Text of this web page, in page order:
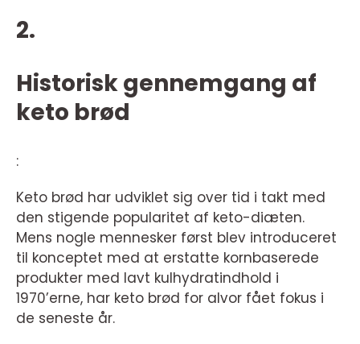
2.
Historisk gennemgang af
keto brød
:
Keto brød har udviklet sig over tid i takt med
den stigende popularitet af keto-diæten.
Mens nogle mennesker først blev introduceret
til konceptet med at erstatte kornbaserede
produkter med lavt kulhydratindhold i
1970’erne, har keto brød for alvor fået fokus i
de seneste år.